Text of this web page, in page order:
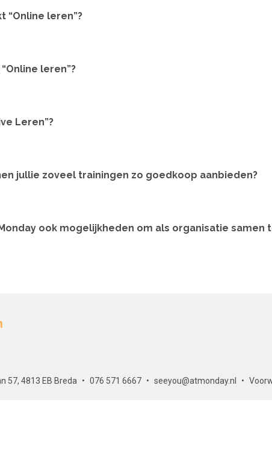
“Online leren”?
leren”?
Leren”?
jullie zoveel trainingen zo goedkoop aanbieden?
ook mogelijkheden om als organisatie samen
57, 4813 EB Breda 076 571 6667 seeyou@atmonday.nl